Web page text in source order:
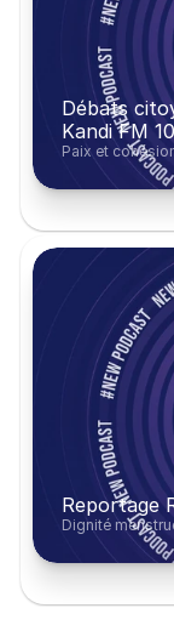
Débats
Kandi FM
Paix et
Reportage
Dignité